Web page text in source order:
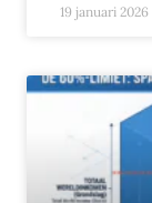
19 januari 2026